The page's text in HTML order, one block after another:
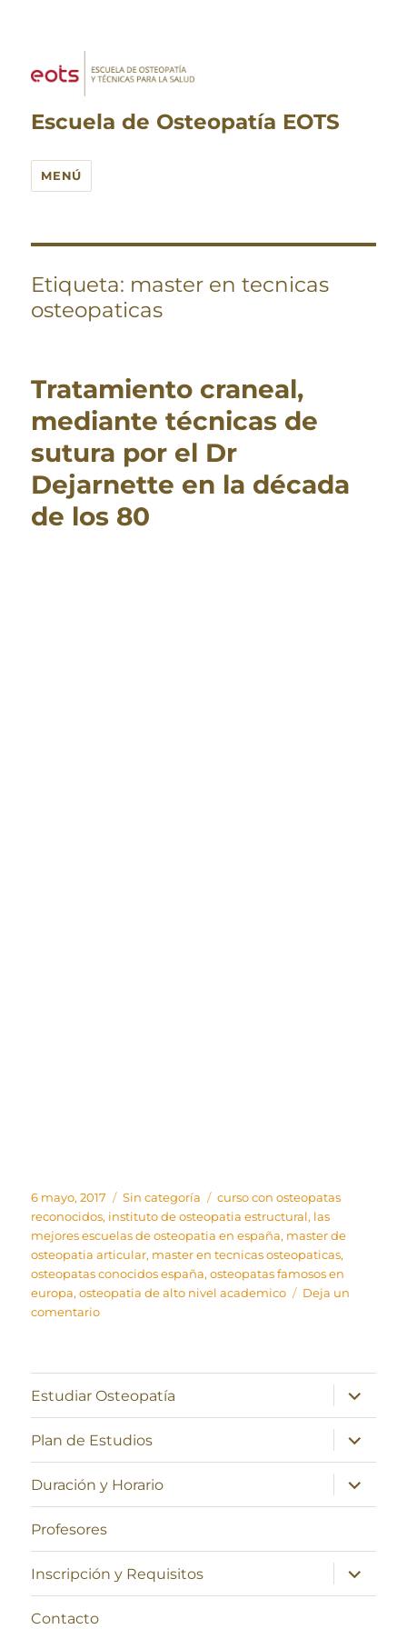
Escuela de Osteopatía EOTS
MENÚ
Etiqueta: master en tecnicas
osteopaticas
Tratamiento craneal,
mediante técnicas de
sutura por el Dr
Dejarnette en la década
de los 80
Publicado
el
6 mayo, 2017 Categorías
Sin categoría Etiquetas
curso con osteopatas
reconocidos, instituto de osteopatia estructural, las
mejores escuelas de osteopatia en españa, master de
osteopatia articular, master en tecnicas osteopaticas,
osteopatas conocidos españa,osteopatas famosos en
europa,osteopatia de alto nivel academico
Deja un
comentarioen
técnicas
por
el
Dr
de
los
Estudiar Osteopatía
expande
el
menú
inferior
Plan de Estudios
expande
el
menú
inferior
Duración y Horario
expande
el
menú
Profesores
Inscripción y Requisitos
expande
el
menú
Contacto